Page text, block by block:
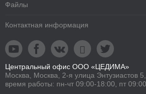
Файлы
Контактная информация
    
Центральный офис ООО «ЦЕДИМА»
Москва, Москва, 2-я улица Энтузиастов
время работы: пн-чт 09:00-18:00, пт